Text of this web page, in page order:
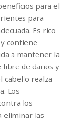
para el
para
Es rico
contiene
a mantener la
libre de daños y
cabello realza
Los
los
eliminar las